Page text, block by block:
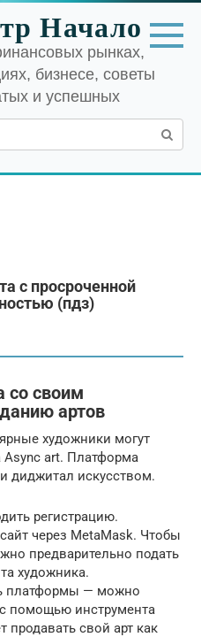
Начало
рынках,
бизнесе, советы
и успешных
с просроченной
(пдз)
со своим
артов
художники могут
Async art. Платформа
диджитал искусством.
регистрацию.
через MetaMask. Чтобы
предварительно подать
художника.
платформы — можно
помощью инструмента
продавать свой арт как